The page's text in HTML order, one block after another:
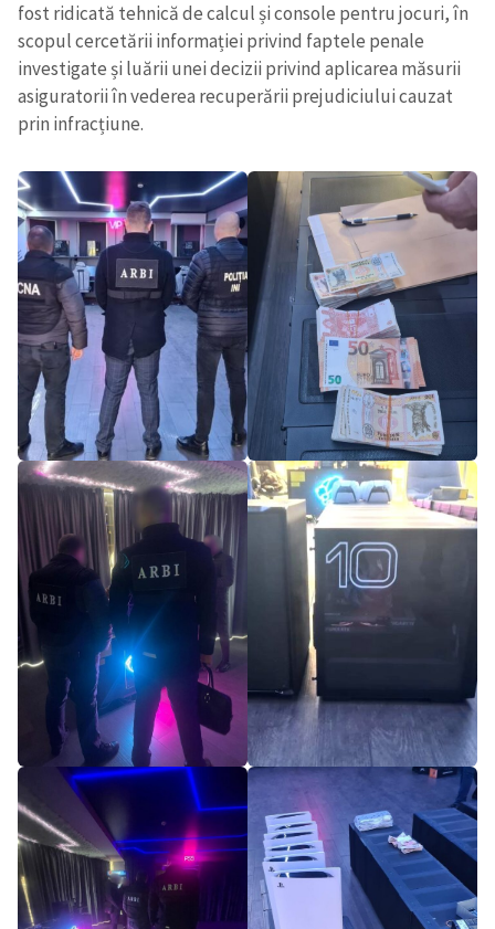
fost ridicată tehnică de calcul și console pentru jocuri, în
scopul cercetării informației privind faptele penale
investigate și luării unei decizii privind aplicarea măsurii
asiguratorii în vederea recuperării prejudiciului cauzat
prin infracțiune.